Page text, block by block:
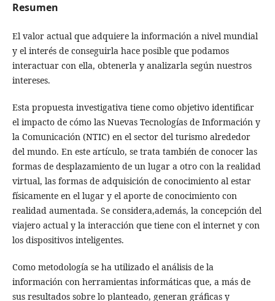
Resumen
El valor actual que adquiere la información a nivel mundial
y el interés de conseguirla hace posible que podamos
interactuar con ella, obtenerla y analizarla según nuestros
intereses.
Esta propuesta investigativa tiene como objetivo identificar
el impacto de cómo las Nuevas Tecnologías de Información y
la Comunicación (NTIC) en el sector del turismo alrededor
del mundo. En este artículo, se trata también de conocer las
formas de desplazamiento de un lugar a otro con la realidad
virtual, las formas de adquisición de conocimiento al estar
físicamente en el lugar y el aporte de conocimiento con
realidad aumentada. Se considera,además, la concepción del
viajero actual y la interacción que tiene con el internet y con
los dispositivos inteligentes.
Como metodología se ha utilizado el análisis de la
información con herramientas informáticas que, a más de
sus resultados sobre lo planteado, generan gráficas y